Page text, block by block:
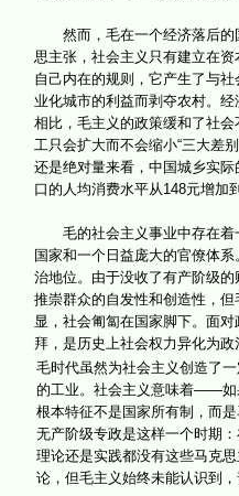
然而，毛在一个经济落后的国
思主张，社会主义只有建立在
自己内在的规则，它产生了与
业化城市的利益而剥夺农村。
相比，毛主义的政策缓和了社
工只会扩大而不会缩小“三大差
还是绝对量来看，中国城乡实
口的人均消费水平从148元增加
毛的社会主义事业中存在着一
国家和一个日益庞大的官僚体
治地位。由于没收了有产阶级
推崇群众的自发性和创造性，
显，社会匍匐在国家脚下。面
拜，是历史上社会权力异化为
毛时代虽然为社会主义创造了
的工业。社会主义意味着——如
根本特征不是国家所有制，而
无产阶级专政是这样一个时期
理论还是实践都没有这些马克
论，但毛主义始终未能认识到